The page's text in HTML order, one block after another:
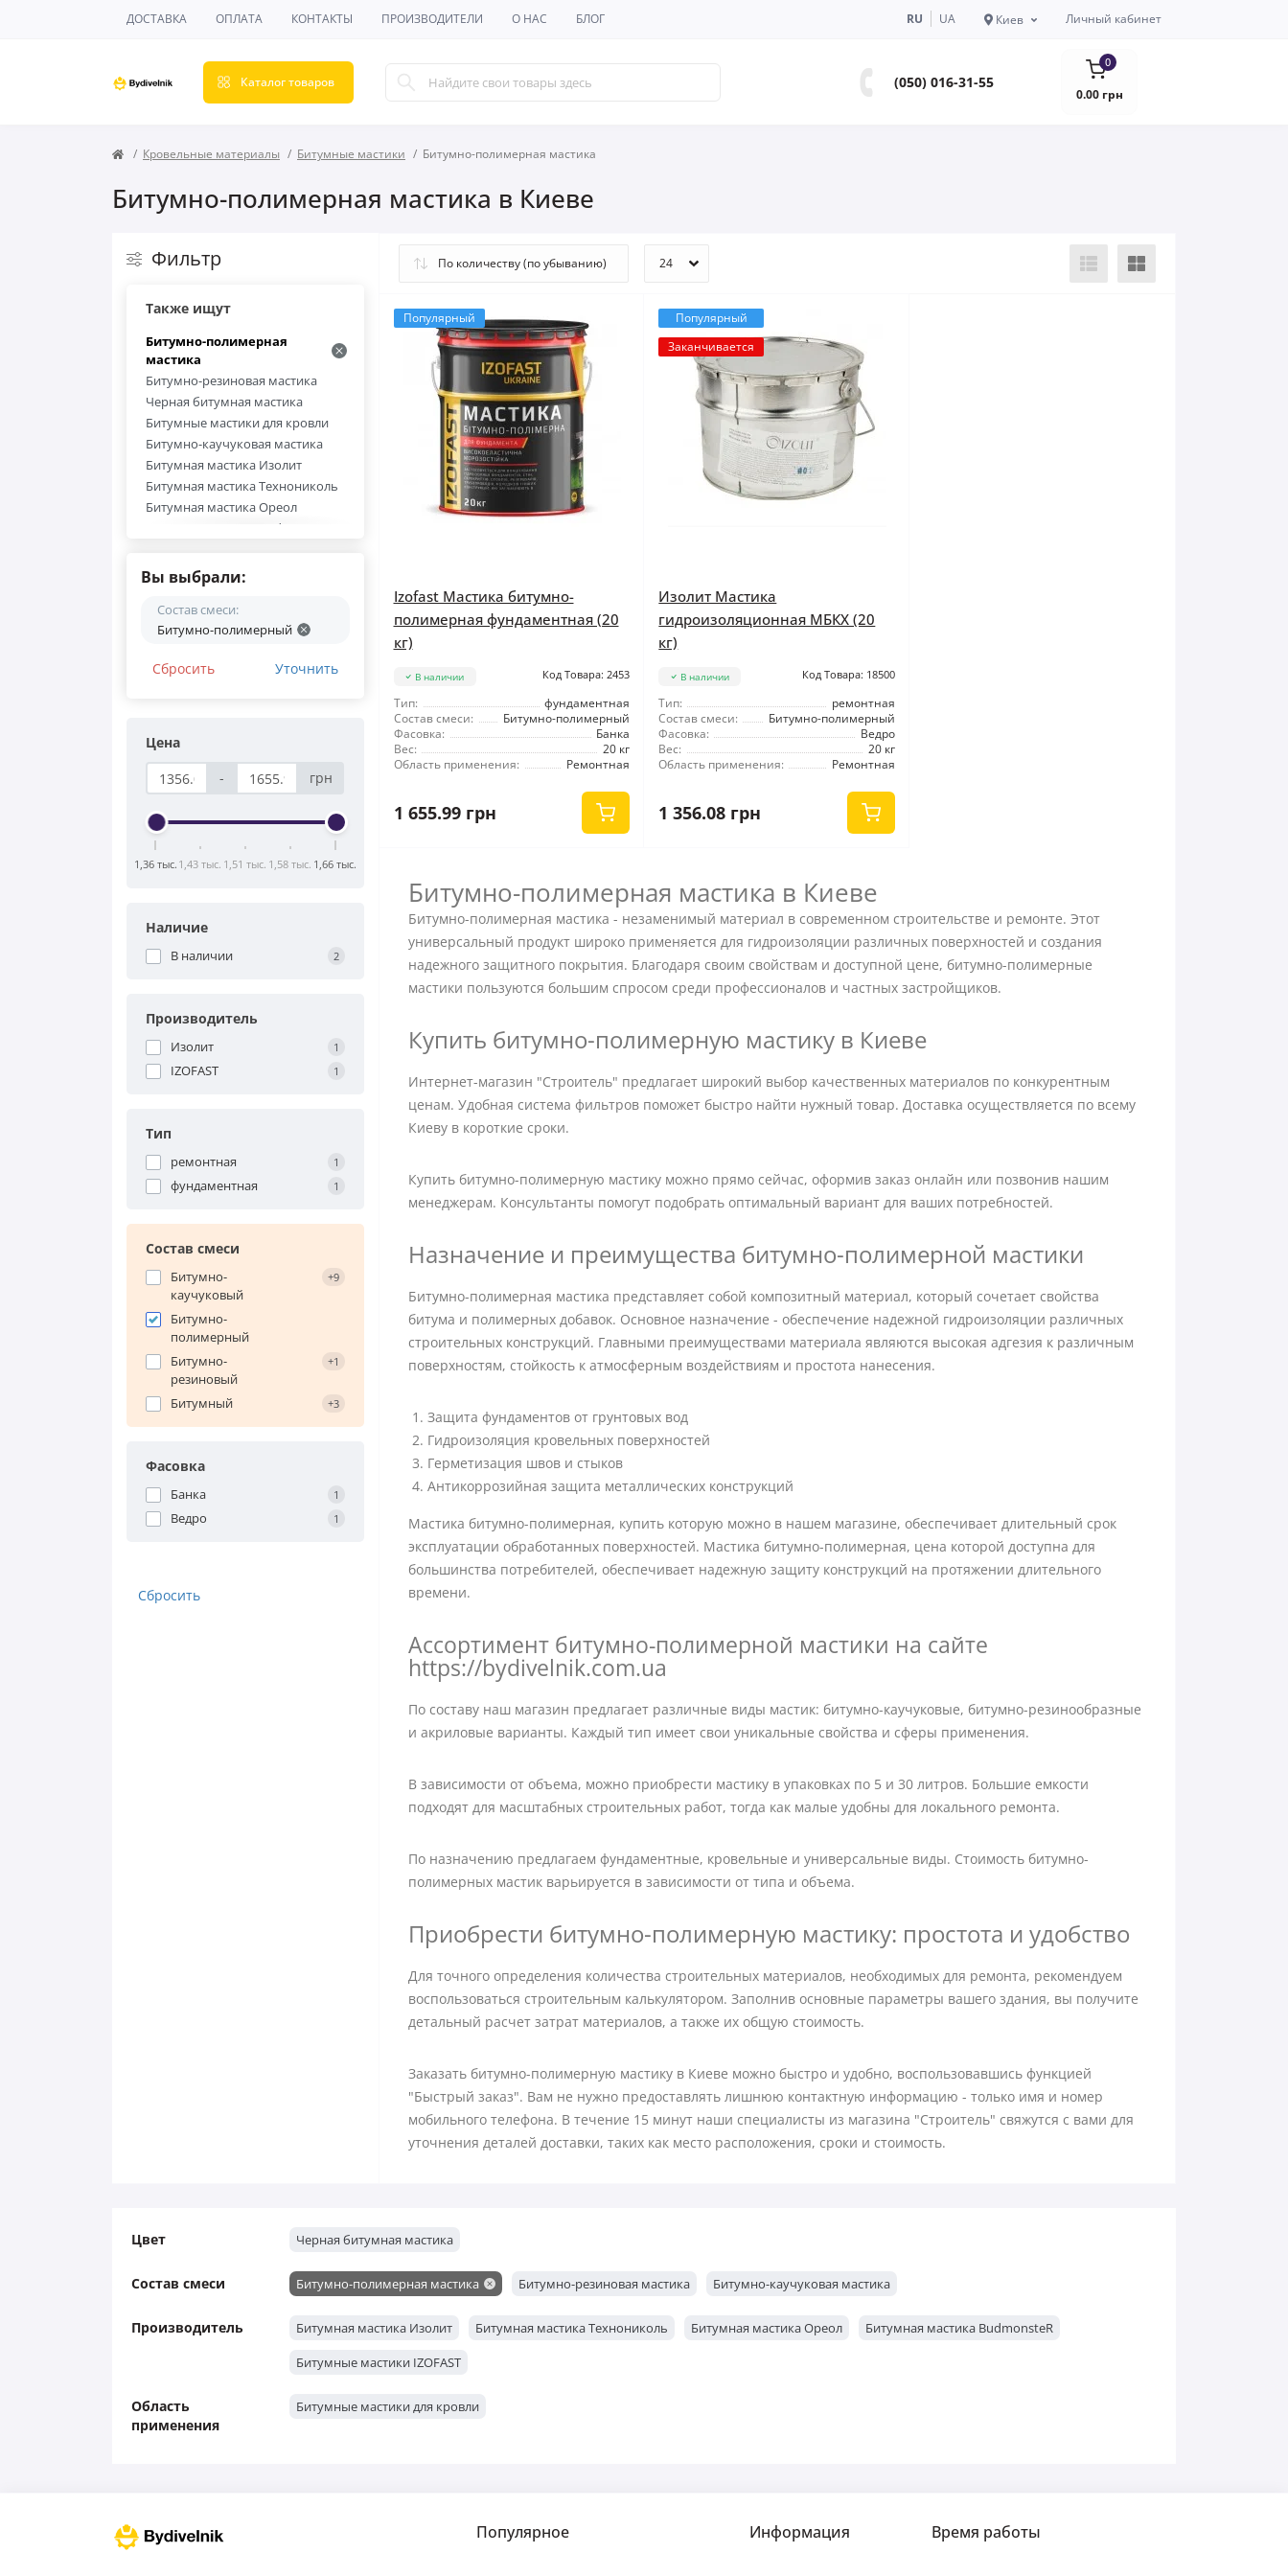
ДОСТАВКА ОПЛАТА КОНТАКТЫ ПРОИЗВОДИТЕЛИ О НАС БЛОГ RU UA Киев Личный кабинет
Каталог товаров (050) 016-31-55
0
0.00 грн
Кровельные материалы Битумные мастики Битумно-полимерная мастика
Битумно-полимерная мастика в Киеве
Фильтр
Также ищут
Битумно-полимерная
мастика
Битумно-резиновая мастика
Черная битумная мастика
Битумные мастики для кровли
Битумно-каучуковая мастика
Битумная мастика Изолит
Битумная мастика Технониколь
Битумная мастика Ореол
Битумная мастика BudmonsteR
Вы выбрали:
Состав смеси:
Битумно-полимерный
Сбросить Уточнить
Цена
-
грн
1,36 тыс. 1,43 тыс. 1,51 тыс. 1,58 тыс. 1,66 тыс.
Наличие
В наличии 2
Производитель
Изолит 1
IZOFAST 1
Тип
ремонтная 1
фундаментная 1
Состав смеси
Битумно-
каучуковый
+9
Битумно-
полимерный
Битумно-
резиновый
+1
Битумный +3
Фасовка
Банка 1
Ведро 1
Сбросить
Популярный
Izofast Мастика битумно-
полимерная фундаментная (20
кг)
В наличии Код Товара: 2453
Тип:
фундаментная
Состав смеси:
Битумно-полимерный
Фасовка:
Банка
Вес:
20 кг
Область применения:
Ремонтная
1 655.99 грн
Популярный
Заканчивается
Изолит Мастика
гидроизоляционная МБКХ (20
кг)
В наличии Код Товара: 18500
Тип:
ремонтная
Состав смеси:
Битумно-полимерный
Фасовка:
Ведро
Вес:
20 кг
Область применения:
Ремонтная
1 356.08 грн
Битумно-полимерная мастика в Киеве
Битумно-полимерная мастика - незаменимый материал в современном строительстве и ремонте. Этот
универсальный продукт широко применяется для гидроизоляции различных поверхностей и создания
надежного защитного покрытия. Благодаря своим свойствам и доступной цене, битумно-полимерные
мастики пользуются большим спросом среди профессионалов и частных застройщиков.
Купить битумно-полимерную мастику в Киеве
Интернет-магазин "Строитель" предлагает широкий выбор качественных материалов по конкурентным
ценам. Удобная система фильтров поможет быстро найти нужный товар. Доставка осуществляется по всему
Киеву в короткие сроки.
Купить битумно-полимерную мастику можно прямо сейчас, оформив заказ онлайн или позвонив нашим
менеджерам. Консультанты помогут подобрать оптимальный вариант для ваших потребностей.
Назначение и преимущества битумно-полимерной мастики
Битумно-полимерная мастика представляет собой композитный материал, который сочетает свойства
битума и полимерных добавок. Основное назначение - обеспечение надежной гидроизоляции различных
строительных конструкций. Главными преимуществами материала являются высокая адгезия к различным
поверхностям, стойкость к атмосферным воздействиям и простота нанесения.
Защита фундаментов от грунтовых вод
Гидроизоляция кровельных поверхностей
Герметизация швов и стыков
Антикоррозийная защита металлических конструкций
Мастика битумно-полимерная, купить которую можно в нашем магазине, обеспечивает длительный срок
эксплуатации обработанных поверхностей. Мастика битумно-полимерная, цена которой доступна для
большинства потребителей, обеспечивает надежную защиту конструкций на протяжении длительного
времени.
Ассортимент битумно-полимерной мастики на сайте
https://bydivelnik.com.ua
По составу наш магазин предлагает различные виды мастик: битумно-каучуковые, битумно-резинообразные
и акриловые варианты. Каждый тип имеет свои уникальные свойства и сферы применения.
В зависимости от объема, можно приобрести мастику в упаковках по 5 и 30 литров. Большие емкости
подходят для масштабных строительных работ, тогда как малые удобны для локального ремонта.
По назначению предлагаем фундаментные, кровельные и универсальные виды. Стоимость битумно-
полимерных мастик варьируется в зависимости от типа и объема.
Приобрести битумно-полимерную мастику: простота и удобство
Для точного определения количества строительных материалов, необходимых для ремонта, рекомендуем
воспользоваться строительным калькулятором. Заполнив основные параметры вашего здания, вы получите
детальный расчет затрат материалов, а также их общую стоимость.
Заказать битумно-полимерную мастику в Киеве можно быстро и удобно, воспользовавшись функцией
"Быстрый заказ". Вам не нужно предоставлять лишнюю контактную информацию - только имя и номер
мобильного телефона. В течение 15 минут наши специалисты из магазина "Строитель" свяжутся с вами для
уточнения деталей доставки, таких как место расположения, сроки и стоимость.
Цвет Черная битумная мастика
Состав смеси Битумно-полимерная мастика Битумно-резиновая мастика Битумно-каучуковая мастика
Производитель Битумная мастика Изолит Битумная мастика Технониколь Битумная мастика Ореол
Битумная мастика BudmonsteR
Битумные мастики IZOFAST
Область
применения
Битумные мастики для кровли
Популярное Информация Время работы